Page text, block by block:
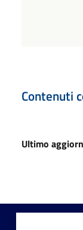
Contenuti
Ultimo